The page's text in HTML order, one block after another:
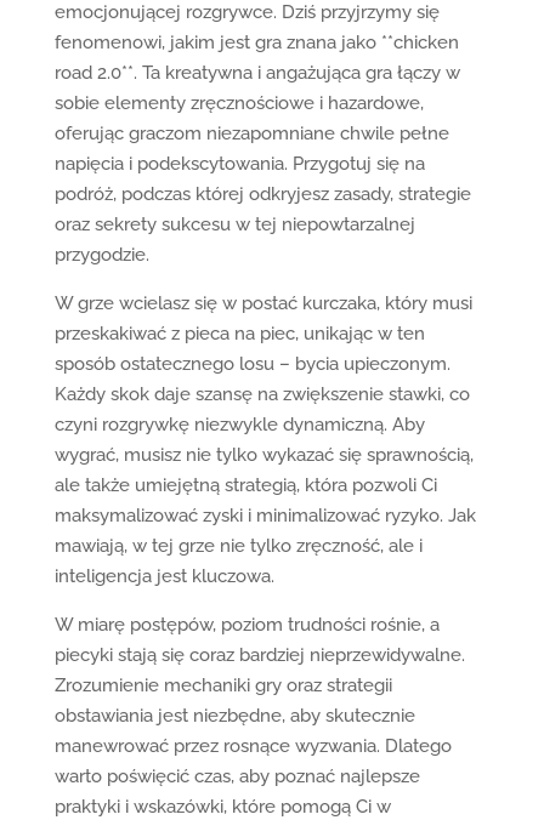
emocjonującej rozgrywce. Dziś przyjrzymy się
fenomenowi, jakim jest gra znana jako **chicken
road 2.0**. Ta kreatywna i angażująca gra łączy w
sobie elementy zręcznościowe i hazardowe,
oferując graczom niezapomniane chwile pełne
napięcia i podekscytowania. Przygotuj się na
podróż, podczas której odkryjesz zasady, strategie
oraz sekrety sukcesu w tej niepowtarzalnej
przygodzie.
W grze wcielasz się w postać kurczaka, który musi
przeskakiwać z pieca na piec, unikając w ten
sposób ostatecznego losu – bycia upieczonym.
Każdy skok daje szansę na zwiększenie stawki, co
czyni rozgrywkę niezwykle dynamiczną. Aby
wygrać, musisz nie tylko wykazać się sprawnością,
ale także umiejętną strategią, która pozwoli Ci
maksymalizować zyski i minimalizować ryzyko. Jak
mawiają, w tej grze nie tylko zręczność, ale i
inteligencja jest kluczowa.
W miarę postępów, poziom trudności rośnie, a
piecyki stają się coraz bardziej nieprzewidywalne.
Zrozumienie mechaniki gry oraz strategii
obstawiania jest niezbędne, aby skutecznie
manewrować przez rosnące wyzwania. Dlatego
warto poświęcić czas, aby poznać najlepsze
praktyki i wskazówki, które pomogą Ci w